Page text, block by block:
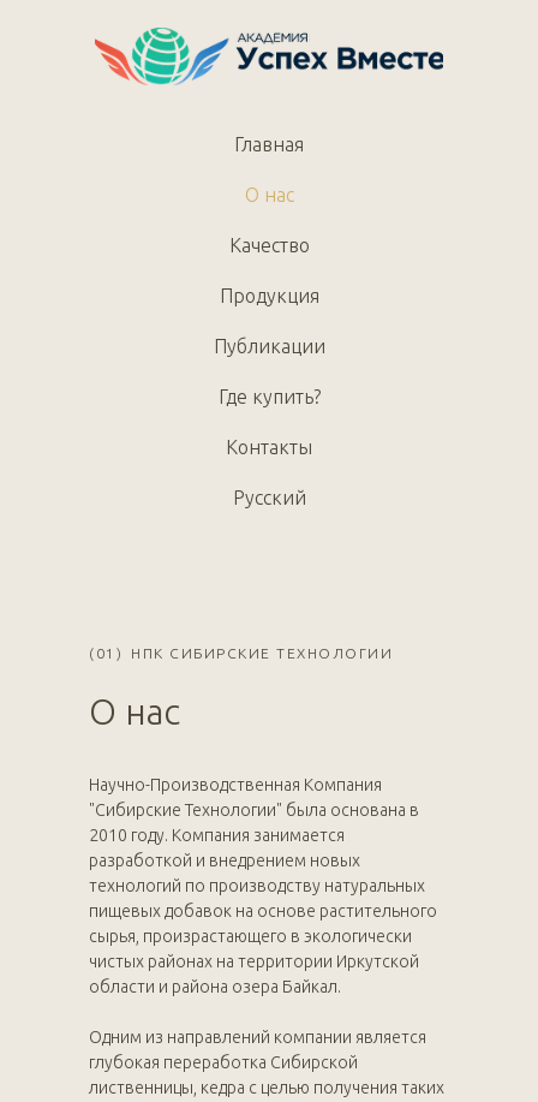
Главная
О нас
Качество
Продукция
Публикации
Где купить?
Контакты
Русский
О нас
(01) НПК СИБИРСКИЕ ТЕХНОЛОГИИ
Научно-Производственная Компания
"Сибирские Технологии" была основана в
2010 году. Компания занимается
разработкой и внедрением новых
технологий по производству натуральных
пищевых добавок на основе растительного
сырья, произрастающего в экологически
чистых районах на территории Иркутской
области и района озера Байкал.
Одним из направлений компании является
глубокая переработка Сибирской
лиственницы, кедра с целью получения таких